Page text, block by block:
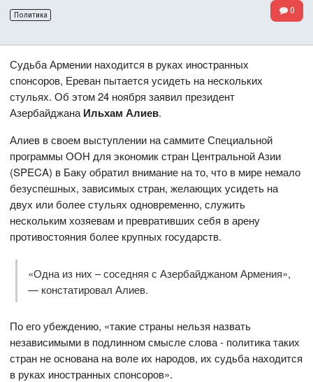
Политика 0
Судьба Армении находится в руках иностранных
спонсоров, Ереван пытается усидеть на нескольких
стульях. Об этом 24 ноября заявил президент
АзербайджанаИльхам Алиев.
Алиев в своем выступлении на саммите Специальной
программы ООН для экономик стран Центральной Азии
(SPECA) в Баку обратил внимание на то, что в мире немало
безуспешных, зависимых стран, желающих усидеть на
двух или более стульях одновременно, служить
нескольким хозяевам и превративших себя в арену
противостояния более крупных государств.
«Одна из них – соседняя с Азербайджаном Армения»,
— констатировал Алиев.
По его убеждению, «такие страны нельзя назвать
независимыми в подлинном смысле слова - политика таких
стран не основана на воле их народов, их судьба находится
в руках иностранных спонсоров».